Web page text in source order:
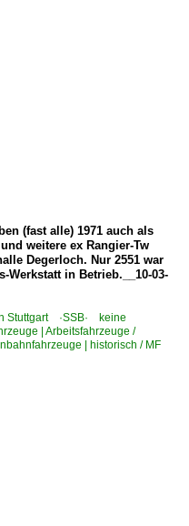
(fast alle) 1971 auch als
weitere ex Rangier-Tw
Degerloch. Nur 2551 war
in Betrieb.__10-03-
Stuttgart ·SSB· keine
| Arbeitsfahrzeuge /
| historisch / MF